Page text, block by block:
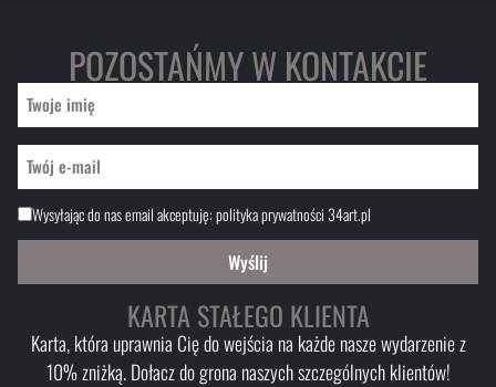
POZOSTAŃMY W KONTAKCIE
Wysyłając do nas email akceptuję:polityka prywatności 34art.pl
Wyślij
KARTA STAŁEGO KLIENTA
Karta, która uprawnia Cię do wejścia na każde nasze wydarzenie z
10% zniżką. Dołacz do grona naszych szczególnych klientów!